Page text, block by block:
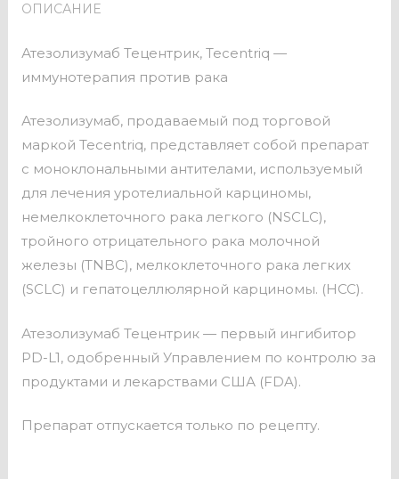
ОПИСАНИЕ
Атезолизумаб Тецентрик, Tecentriq —
иммунотерапия против рака
Атезолизумаб, продаваемый под торговой
маркой Tecentriq, представляет собой препарат
с моноклональными антителами, используемый
для лечения уротелиальной карциномы,
немелкоклеточного рака легкого (NSCLC),
тройного отрицательного рака молочной
железы (TNBC), мелкоклеточного рака легких
(SCLC) и гепатоцеллюлярной карциномы. (HCC).
Атезолизумаб Тецентрик — первый ингибитор
PD-L1, одобренный Управлением по контролю за
продуктами и лекарствами США (FDA).
Препарат отпускается только по рецепту.